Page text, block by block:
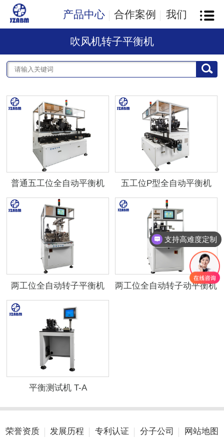
产品中心 合作案例 我们
吹风机转子平衡机
普通五工位全自动平衡机 五工位P型全自动平衡机
两工位全自动转子平衡机 两工位全自动转子动平衡机
平衡测试机 T-A
荣誉资质 发展历程 专利认证 分子公司 网站地图
支持高难度定制